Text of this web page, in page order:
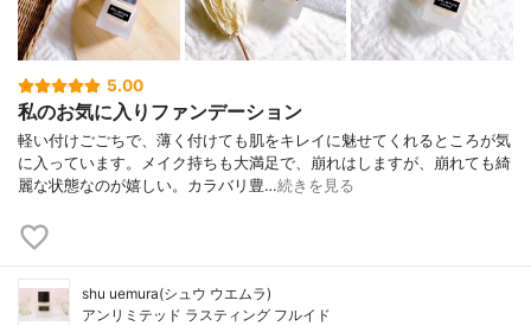
5.00
私のお気に入りファンデーション
軽い付けごごちで、薄く付けても肌をキレイに魅せてくれるところが気
に入っています。メイク持ちも大満足で、崩れはしますが、崩れても綺
麗な状態なのが嬉しい。カラバリ豊…続きを見る
shu uemura(シュウ ウエムラ)
アンリミテッド ラスティング フルイド